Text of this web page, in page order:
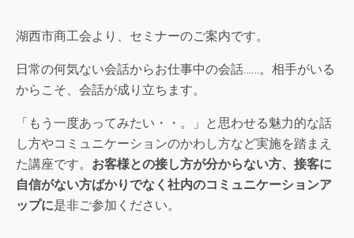
湖西市商工会より、セミナーのご案内です。
日常の何気ない会話からお仕事中の会話……。相手がいる
からこそ、会話が成り立ちます。
「もう一度あってみたい・・。」と思わせる魅力的な話
し方やコミュニケーションのかわし方など実施を踏まえ
た講座です。 お客様との接し方が分からない方、接客に
自信がない方ばかりでなく社内のコミュニケーションア
ップに是非ご参加ください。